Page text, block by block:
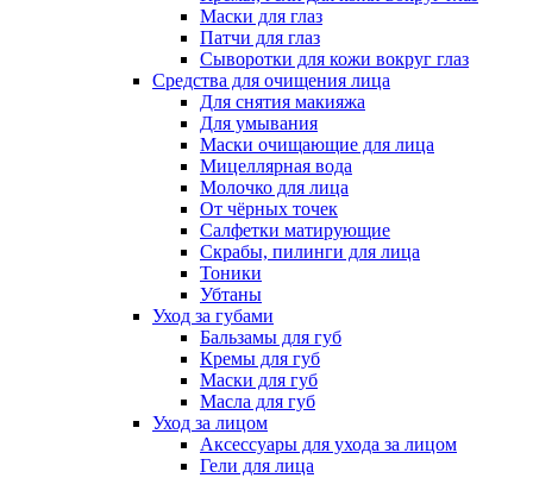
Маски для глаз
Патчи для глаз
Сыворотки для кожи вокруг глаз
Средства для очищения лица
Для снятия макияжа
Для умывания
Маски очищающие для лица
Мицеллярная вода
Молочко для лица
От чёрных точек
Салфетки матирующие
Скрабы, пилинги для лица
Тоники
Убтаны
Уход за губами
Бальзамы для губ
Кремы для губ
Маски для губ
Масла для губ
Уход за лицом
Аксессуары для ухода за лицом
Гели для лица